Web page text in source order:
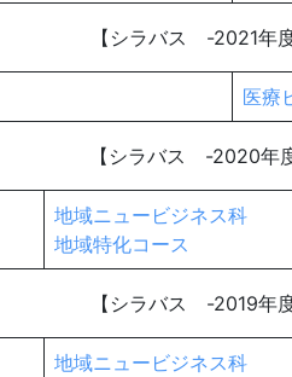
【シラバス -2021年度
医療
【シラバス -2020年
地域ニュービジネス科
地域特化コース
【シラバス -2019年度
地域ニュービジネス科